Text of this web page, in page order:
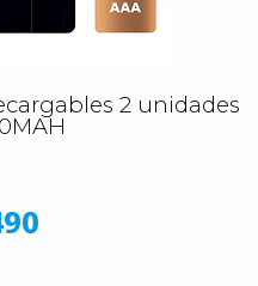
2 unidades